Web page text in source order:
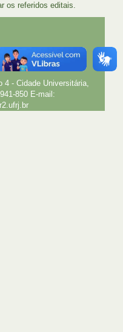
os referidos editais.
PREFEITURA
SIBI
4 - Cidade Universitária,
850 E-mail: